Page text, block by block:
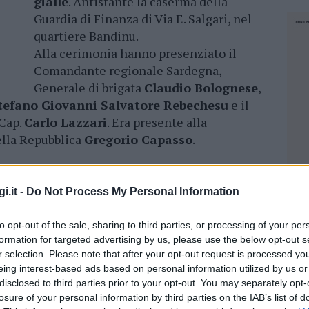
- Do Not Process My Personal Information
opt-out of the sale, sharing to third parties, or processing of your
for targeted advertising by us, please use the below opt-out
selection. Please note that after your opt-out request is processed
interest-based ads based on personal information utilized by us
to third parties prior to your opt-out. You may separately
of your personal information by third parties on the IAB’s list of
Guardia di Finanza di Via E. Salgari, nel
quartiere Bandinu.
Alla cerimonia hanno presenziato il
Comandante regionale Sardegna,
Generale di brigata Claudio Bolognese,
Giovanni Salvatore Rebechesu e il
Carlo Lazzari. Era presente alla
Repubblica Gregorio Capasso.
Sardegna Claudio Bolognese con il
signoraGiovanna Andrea Loche, madrina
gialloverde che copriva la targa
Andrea Raffatellu, vicario cittadino. La
della “Preghiera del finanziere”
e il territorio di Olbia